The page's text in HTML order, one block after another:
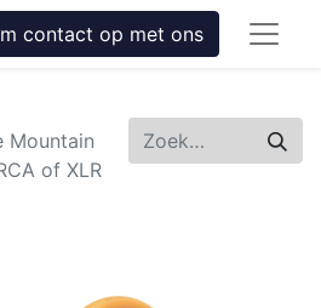
contact op met ons
Mountain
of XLR